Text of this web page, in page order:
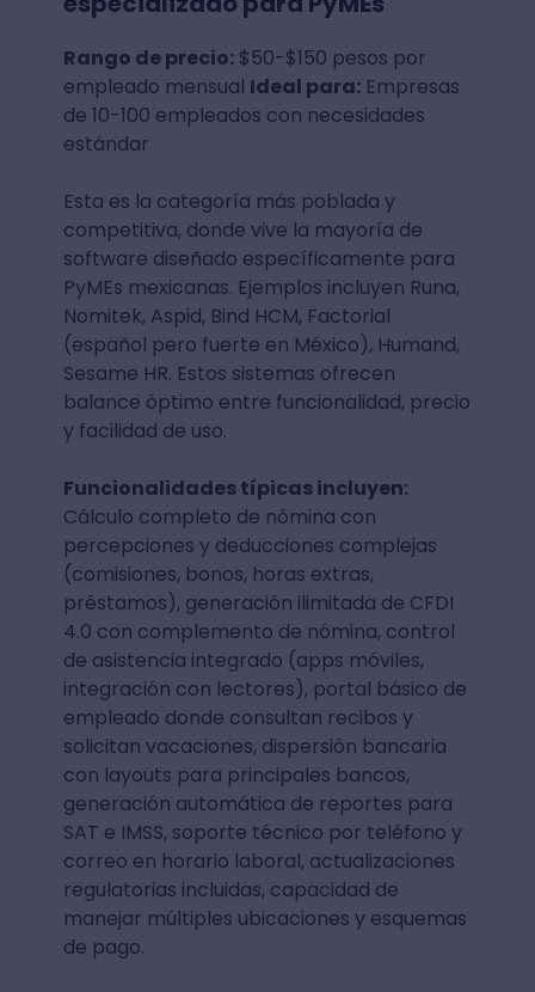
Rango de precio:$50-$150 pesos por
empleado mensual Ideal para:Empresas
de 10-100 empleados con necesidades
estándar
Esta es la categoría más poblada y
competitiva, donde vive la mayoría de
software diseñado específicamente para
PyMEs mexicanas. Ejemplos incluyen Runa,
Nomitek, Aspid, Bind HCM, Factorial
(español pero fuerte en México), Humand,
Sesame HR. Estos sistemas ofrecen
balance óptimo entre funcionalidad, precio
y facilidad de uso.
Funcionalidades típicas incluyen:
Cálculo completo de nómina con
percepciones y deducciones complejas
(comisiones, bonos, horas extras,
préstamos), generación ilimitada de CFDI
4.0 con complemento de nómina, control
de asistencia integrado (apps móviles,
integración con lectores), portal básico de
empleado donde consultan recibos y
solicitan vacaciones, dispersión bancaria
con layouts para principales bancos,
generación automática de reportes para
SAT e IMSS, soporte técnico por teléfono y
correo en horario laboral, actualizaciones
regulatorias incluidas, capacidad de
manejar múltiples ubicaciones y esquemas
de pago.